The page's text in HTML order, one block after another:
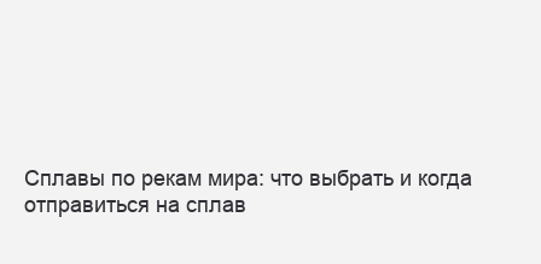
Сплавы по рекам мира: что выбрать и когда
отправиться на сплав